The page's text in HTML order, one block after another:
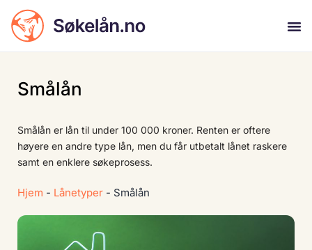
Smålån
Smålån er lån til under 100 000 kroner. Renten er oftere
høyere en andre type lån, men du får utbetalt lånet raskere
samt en enklere søkeprosess.
Hjem - Lånetyper - Smålån